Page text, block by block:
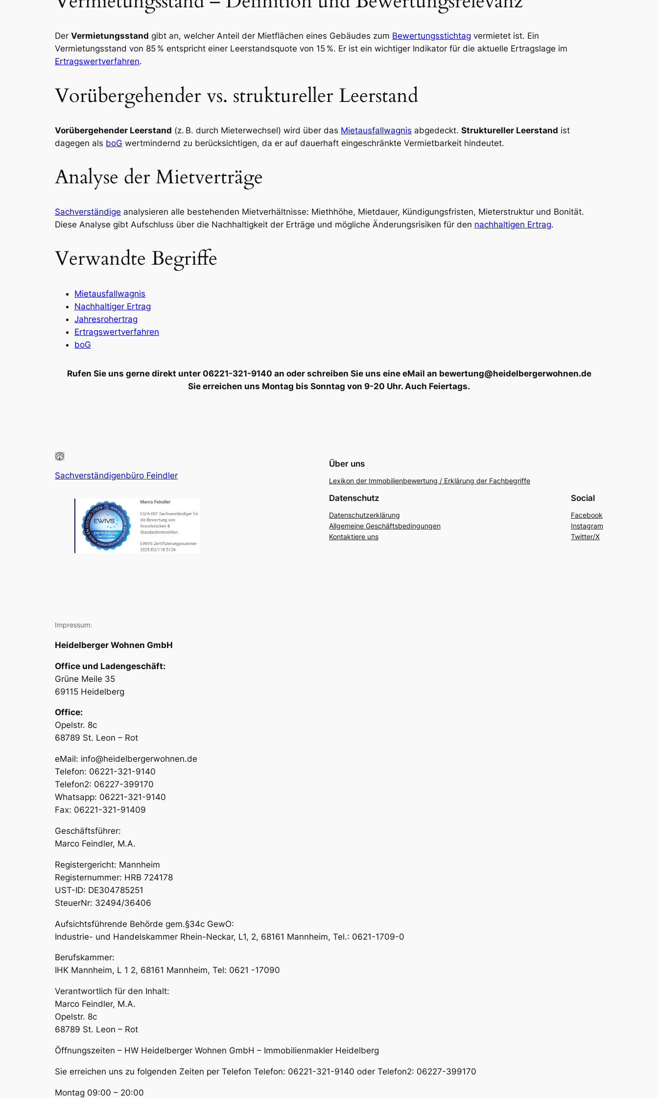
Der Vermietungsstand gibt an, welcher Anteil der Mietflächen eines Gebäudes zum Bewertungsstichtag vermietet ist. Ein
Vermietungsstand von 85 % entspricht einer Leerstandsquote von 15 %. Er ist ein wichtiger Indikator für die aktuelle Ertragslage im
Ertragswertverfahren.
Vorübergehender vs. struktureller Leerstand
Vorübergehender Leerstand (z. B. durch Mieterwechsel) wird über das Mietausfallwagnis abgedeckt. Struktureller Leerstand ist
dagegen als boG wertmindernd zu berücksichtigen, da er auf dauerhaft eingeschränkte Vermietbarkeit hindeutet.
Analyse der Mietverträge
Sachverständige analysieren alle bestehenden Mietverhältnisse: Miethhöhe, Mietdauer, Kündigungsfristen, Mieterstruktur und Bonität.
Diese Analyse gibt Aufschluss über die Nachhaltigkeit der Erträge und mögliche Änderungsrisiken für den nachhaltigen Ertrag.
Verwandte Begriffe
Mietausfallwagnis
Nachhaltiger Ertrag
Jahresrohertrag
Ertragswertverfahren
boG
Rufen Sie uns gerne direkt unter 06221-321-9140 an oder schreiben Sie uns eine eMail an bewertung@heidelbergerwohnen.de
Sie erreichen uns Montag bis Sonntag von 9-20 Uhr. Auch Feiertags.
Sachverständigenbüro Feindler
Über uns
Lexikon der Immobilienbewertung / Erklärung der Fachbegriffe
Datenschutz
Datenschutzerklärung
Allgemeine Geschäftsbedingungen
Kontaktiere uns
Social
Facebook
Instagram
Twitter/X
Impressum:
Heidelberger Wohnen GmbH
Office und Ladengeschäft:
Grüne Meile 35
69115 Heidelberg
Office:
Opelstr. 8c
68789 St. Leon – Rot
eMail: info@heidelbergerwohnen.de
Telefon: 06221-321-9140
Telefon2: 06227-399170
Whatsapp: 06221-321-9140
Fax: 06221-321-91409
Geschäftsführer:
Marco Feindler, M.A.
Registergericht: Mannheim
Registernummer: HRB 724178
UST-ID: DE304785251
SteuerNr: 32494/36406
Aufsichtsführende Behörde gem.§34c GewO:
Industrie- und Handelskammer Rhein-Neckar, L1, 2, 68161 Mannheim, Tel.: 0621-1709-0
Berufskammer:
IHK Mannheim, L 1 2, 68161 Mannheim, Tel: 0621 -17090
Verantwortlich für den Inhalt:
Marco Feindler, M.A.
Opelstr. 8c
68789 St. Leon – Rot
Öffnungszeiten – HW Heidelberger Wohnen GmbH – Immobilienmakler Heidelberg
Sie erreichen uns zu folgenden Zeiten per Telefon Telefon: 06221-321-9140 oder Telefon2: 06227-399170
Montag 09:00 – 20:00